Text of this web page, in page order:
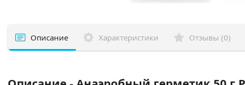
Описание Характеристики Отзывы (0)